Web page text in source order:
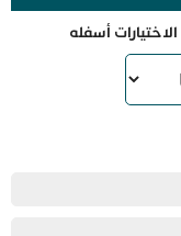
أسفله